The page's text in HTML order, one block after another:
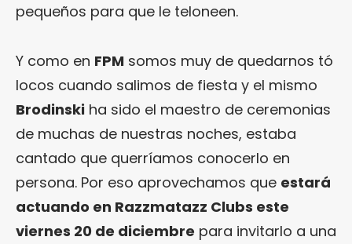
pequeños para que le teloneen.
Y como en FPM somos muy de quedarnos tó
locos cuando salimos de fiesta y el mismo
Brodinski ha sido el maestro de ceremonias
de muchas de nuestras noches, estaba
cantado que querríamos conocerlo en
persona. Por eso aprovechamos que estará
actuando en Razzmatazz Clubs este
viernes 20 de diciembre para invitarlo a una